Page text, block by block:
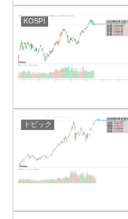
KOSPI
トピック